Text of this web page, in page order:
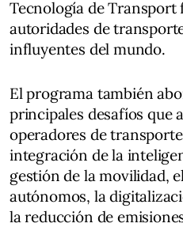
Tecnología de Transport
autoridades de
influyentes del mundo.
El programa también
principales desafíos que
operadores de
integración de la
gestión de la movilidad,
autónomos, la
la reducción de